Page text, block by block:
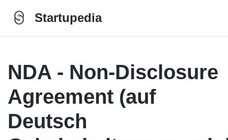
Startupedia
NDA - Non-Disclosure
Agreement (auf
Deutsch